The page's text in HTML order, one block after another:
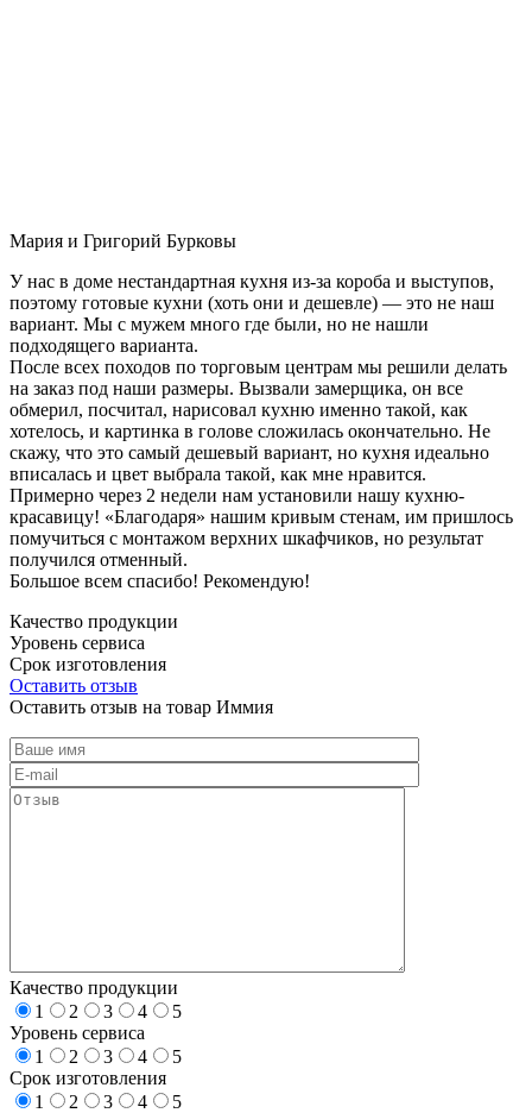
Мария и Григорий Бурковы
У нас в доме нестандартная кухня из-за короба и выступов,
поэтому готовые кухни (хоть они и дешевле) — это не наш
вариант. Мы с мужем много где были, но не нашли
подходящего варианта.
После всех походов по торговым центрам мы решили делать
на заказ под наши размеры. Вызвали замерщика, он все
обмерил, посчитал, нарисовал кухню именно такой, как
хотелось, и картинка в голове сложилась окончательно. Не
скажу, что это самый дешевый вариант, но кухня идеально
вписалась и цвет выбрала такой, как мне нравится.
Примерно через 2 недели нам установили нашу кухню-
красавицу! «Благодаря» нашим кривым стенам, им пришлось
помучиться с монтажом верхних шкафчиков, но результат
получился отменный.
Большое всем спасибо! Рекомендую!
Качество продукции
Уровень сервиса
Срок изготовления
Оставить отзыв
Оставить отзыв на товар Иммия
Качество продукции
1
2 3 4
5
Уровень сервиса
1
2 3 4
5
Срок изготовления
1
2 3 4
5